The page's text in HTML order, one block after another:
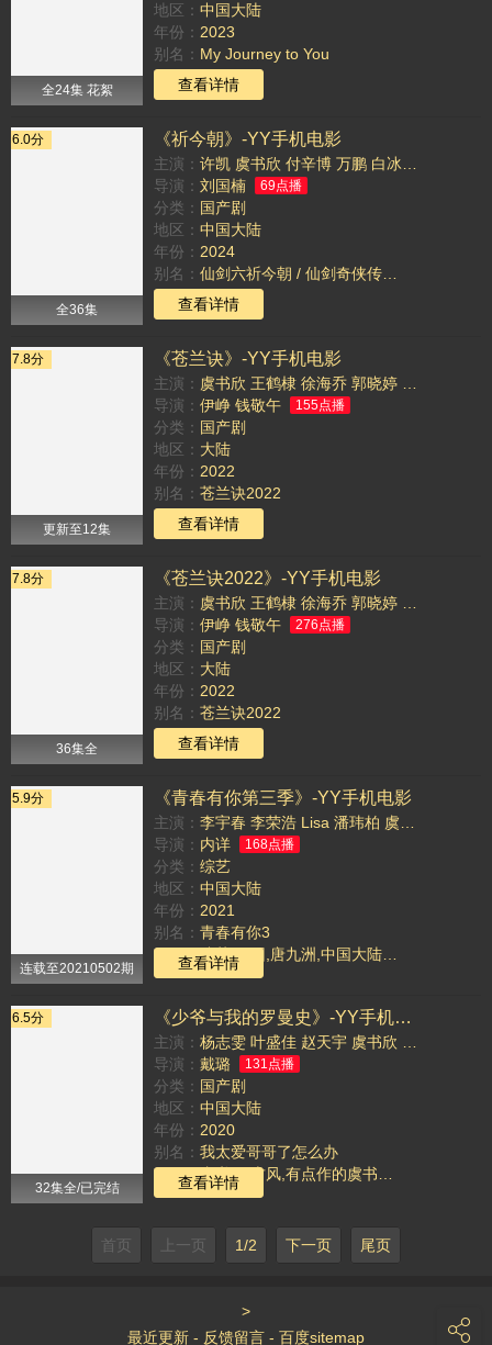
全24集 花絮
地区： 中国大陆
年份： 2023
别名： My Journey to You
TAG：
查看详情
6.0分
全36集
《祈今朝》-YY手机电影
主演： 许凯 虞书欣 付辛博 万鹏 白冰可
导演： 刘国楠 69点播
分类： 国产剧
地区： 中国大陆
年份： 2024
别名： 仙剑六祈今朝 / 仙剑奇侠传六 / 仙剑六 / Sword and Fairy 6
TAG：
查看详情
7.8分
更新至12集
《苍兰诀》-YY手机电影
主演： 虞书欣 王鹤棣 徐海乔 郭晓婷
导演： 伊峥 钱敬午 155点播
分类： 国产剧
地区： 大陆
年份： 2022
别名： 苍兰诀2022
TAG：
查看详情
7.8分
36集全
《苍兰诀2022》-YY手机电影
主演： 虞书欣 王鹤棣 徐海乔 郭晓婷
导演： 伊峥 钱敬午 276点播
分类： 国产剧
地区： 大陆
年份： 2022
别名： 苍兰诀2022
TAG：
查看详情
5.9分
连载至20210502期
《青春有你第三季》-YY手机电影
主演： 李宇春 李荣浩 Lisa 潘玮柏 虞书欣
导演： 内详 168点播
分类： 综艺
地区： 中国大陆
年份： 2021
别名： 青春有你3
TAG：综艺,男团,唐九洲,中国大陆,余景天,连淮伟,孙亦航,黄宇航
查看详情
6.5分
32集全/已完结
《少爷与我的罗曼史》-YY手机电影
主演： 杨志雯 叶盛佳 赵天宇 虞书欣
导演： 戴璐 131点播
分类： 国产剧
地区： 中国大陆
年份： 2020
别名： 我太爱哥哥了怎么办
TAG：虞书欣,古风,有点作的虞书欣,国产剧,古装,较喜欢,宝藏女孩赵露思,韩剧
查看详情
首页 上一页 1/2 下一页 尾页
>
最近更新 - 反馈留言 - 百度sitemap